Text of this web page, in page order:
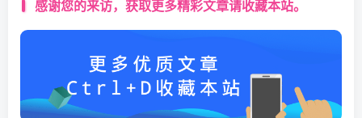
感谢您的来访，获取更多精彩文章请收藏本站。